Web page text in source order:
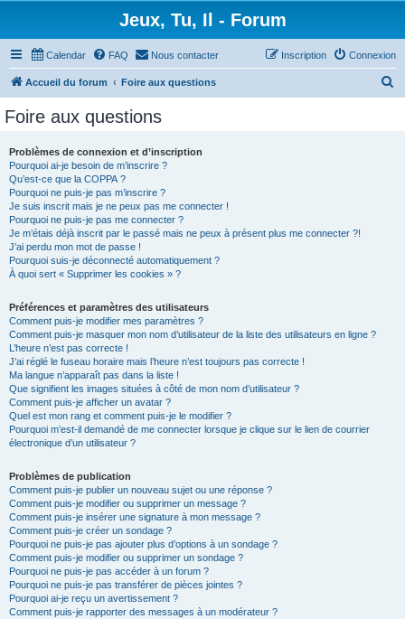
Jeux, Tu, Il - Forum
Calendar FAQ Nous contacter Connexion
Inscription
Accueil du forum Foire aux questions
Foire aux questions
Problèmes de connexion et d’inscription
Pourquoi ai-je besoin de m’inscrire ?
Qu’est-ce que la COPPA ?
Pourquoi ne puis-je pas m’inscrire ?
Je suis inscrit mais je ne peux pas me connecter !
Pourquoi ne puis-je pas me connecter ?
Je m’étais déjà inscrit par le passé mais ne peux à présent plus me connecter ?!
J’ai perdu mon mot de passe !
Pourquoi suis-je déconnecté automatiquement ?
À quoi sert « Supprimer les cookies » ?
Préférences et paramètres des utilisateurs
Comment puis-je modifier mes paramètres ?
Comment puis-je masquer mon nom d’utilisateur de la liste des utilisateurs en ligne ?
L’heure n’est pas correcte !
J’ai réglé le fuseau horaire mais l’heure n’est toujours pas correcte !
Ma langue n’apparaît pas dans la liste !
Que signifient les images situées à côté de mon nom d’utilisateur ?
Comment puis-je afficher un avatar ?
Quel est mon rang et comment puis-je le modifier ?
Pourquoi m’est-il demandé de me connecter lorsque je clique sur le lien de courrier
électronique d’un utilisateur ?
Problèmes de publication
Comment puis-je publier un nouveau sujet ou une réponse ?
Comment puis-je modifier ou supprimer un message ?
Comment puis-je insérer une signature à mon message ?
Comment puis-je créer un sondage ?
Pourquoi ne puis-je pas ajouter plus d’options à un sondage ?
Comment puis-je modifier ou supprimer un sondage ?
Pourquoi ne puis-je pas accéder à un forum ?
Pourquoi ne puis-je pas transférer de pièces jointes ?
Pourquoi ai-je reçu un avertissement ?
Comment puis-je rapporter des messages à un modérateur ?